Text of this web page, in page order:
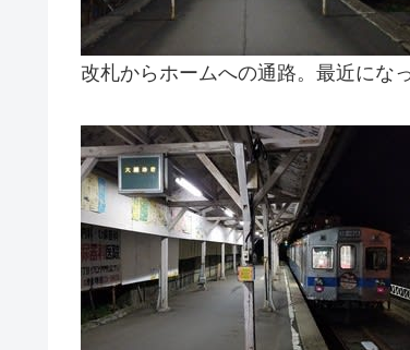
改札からホームへの通路。最近にな